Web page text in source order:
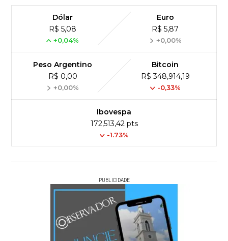
Dólar
R$ 5,08
+0,04%
Euro
R$ 5,87
+0,00%
Peso Argentino
R$ 0,00
+0,00%
Bitcoin
R$ 348,914,19
-0,33%
Ibovespa
172,513,42 pts
-1.73%
PUBLICIDADE